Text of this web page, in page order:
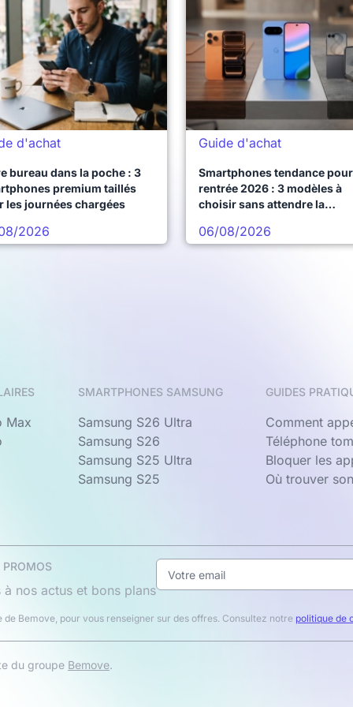
d'achat
bureau dans la poche : 3
premium taillés
les journées chargées
2026
Guide d'achat
Smartphones tendance
rentrée 2026 : 3 modèles à
choisir sans attendre la
06/08/2026
Max
SMARTPHONES SAMSUNG
Samsung S26 Ultra
Samsung S26
Samsung S25 Ultra
Samsung S25
GUIDES
Comment
Téléphone
Bloquer les
Où trouver
nos actus et bons plans
Bemove, pour vous renseigner sur des offres. Consultez notre politique de
du groupe Bemove.